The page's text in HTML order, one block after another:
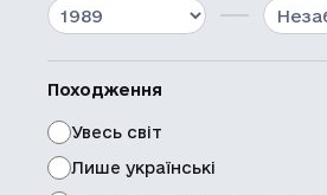
Nintendo Switch 2
Походження
Увесь світ
Лише українські